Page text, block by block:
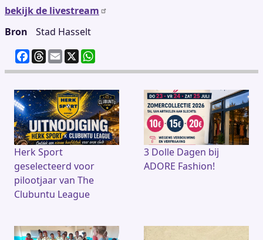
bekijk de livestream
Bron
Stad Hasselt
F
a
e
b
o
o
k
T
h
a
d
s
E
m
l
X
h
s
A
p
p
Herk Sport
geselecteerd voor
pilootjaar van The
Clubuntu League
3 Dolle Dagen bij
ADORE Fashion!